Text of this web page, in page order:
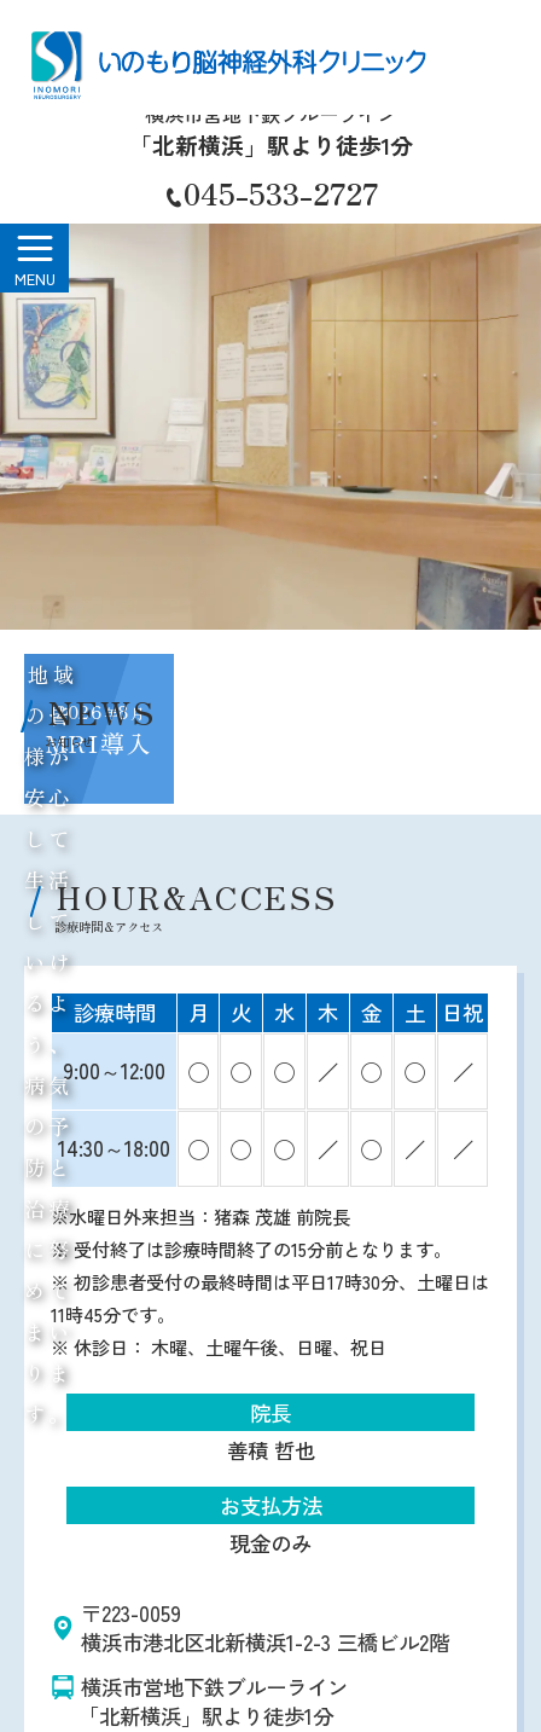
北新横浜｜いのもり脳神経外科
クリニック｜MRI横浜市営地下鉄ブルーライン
「北新横浜」駅より徒歩1分
045-533-2727
2026年8月
MRI導入
地域
の皆
様が
安心
して
生活
して
いけ
るよ
う、
病気
の予
防と
治療
に努
めて
まい
りま
す。
NEWS
HOUR&ACCESS
※水曜日外来担当：猪森 茂雄 前院長
※ 受付終了は診療時間終了の15分前となります。
※ 初診患者受付の最終時間は平日17時30分、土曜日は
11時45分です。
※ 休診日： 木曜、土曜午後、日曜、祝日
診療時間 月 火 水 木 金 土
日祝
9:00～12:00
◯ ◯ ◯ ／ ◯ ◯ ／
14:30～18:00 ◯ ◯ ◯ ／ ◯ ／ ／
院長
善積 哲也
お支払方法
現金のみ
〒223-0059
横浜市港北区北新横浜1-2-3 三橋ビル2階
横浜市営地下鉄ブルーライン
「北新横浜」駅より徒歩1分